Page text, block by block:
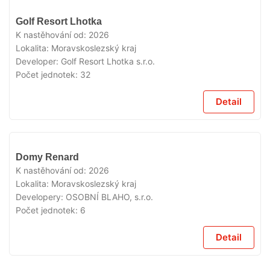
Golf Resort Lhotka
K nastěhování od: 2026
Lokalita: Moravskoslezský kraj
Developer: Golf Resort Lhotka s.r.o.
Počet jednotek: 32
Detail
Domy Renard
K nastěhování od: 2026
Lokalita: Moravskoslezský kraj
Developery: OSOBNÍ BLAHO, s.r.o.
Počet jednotek: 6
Detail